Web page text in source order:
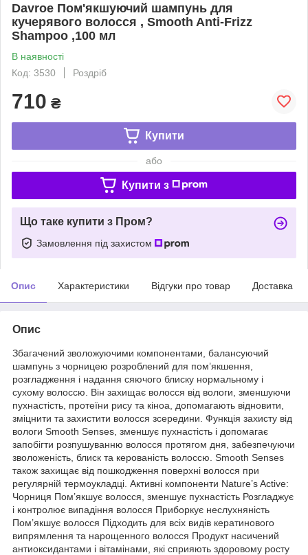
Davroe Пом'якшуючий шампунь для
кучерявого волосся , Smooth Anti-Frizz
Shampoo ,100 мл
В наявності
Код: 3530
Роздріб
710 ₴
Купити
або
Купити з
Що таке купити з Пром?
Замовлення під захистом
Опис Характеристики Відгуки про товар Доставка
Опис
Збагачений зволожуючими компонентами, балансуючий
шампунь з чорницею розроблений для пом’якшення,
розгладження і надання сяючого блиску нормальному і
сухому волоссю. Він захищає волосся від вологи, зменшуючи
пухнастість, протеїни рису та кіноа, допомагають відновити,
зміцнити та захистити волосся зсередини. Функція захисту від
вологи Smooth Senses, зменшує пухнастість і допомагає
запобігти розпушуванню волосся протягом дня, забезпечуючи
зволоженість, блиск та керованість волоссю. Smooth Senses
також захищає від пошкодження поверхні волосся при
регулярній термоукладці. Активні компоненти Nature’s Active:
Чорниця Пом’якшує волосся, зменшує пухнастість Розгладжує
і контролює випадіння волосся Приборкує неслухняність
Пом’якшує волосся Підходить для всіх видів кератинового
випрямлення та нарощенного волосся Продукт насичений
антиоксидантами і вітамінами, які сприяють здоровому росту